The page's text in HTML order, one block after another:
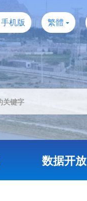
手机版 繁體
数据开放